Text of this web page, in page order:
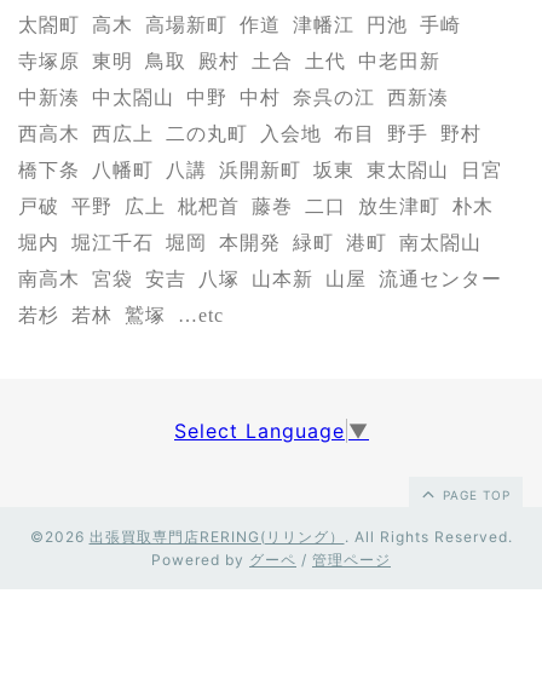
太閤町
高木 高場新町 作道 津幡江 円池
手崎
寺塚原
東明 鳥取 殿村 土合 土代
中老田新
中新湊
中太閤山 中野 中村 奈呉の江
西新湊
西高木
西広上 二の丸町 入会地 布目 野手
野村
橋下条
八幡町 八講 浜開新町 坂東 東太閤山
日宮
戸破
平野 広上 枇杷首 藤巻 二口 放生津町
朴木
堀内
堀江千石 堀岡 本開発 緑町 港町
南太閤山
南高木
宮袋 安吉 八塚 山本新 山屋
流通センター
若杉
若林 鷲塚 …etc
Select Language ▼
PAGE TOP
©2026 出張買取専門店RERING(リリング） . All Rights Reserved.
Powered by グーペ / 管理ページ